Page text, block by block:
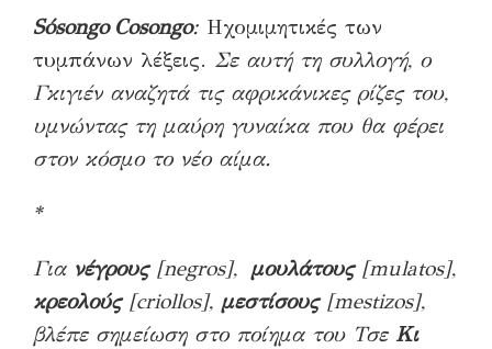
Sósongo Cosongo: Ηχομιμητικές των
τυμπάνων λέξεις. Σε αυτή τη συλλογή, ο
Γκιγιέν αναζητά τις αφρικάνικες ρίζες του,
υμνώντας τη μαύρη γυναίκα που θα φέρει
στον κόσμο το νέο αίμα.
*
Για νέγρους[negros], μουλάτους[mulatos],
κρεολούς[criollos], μεστίσους [mestizos],
βλέπε σημείωση στο ποίημα του Τσε Κι